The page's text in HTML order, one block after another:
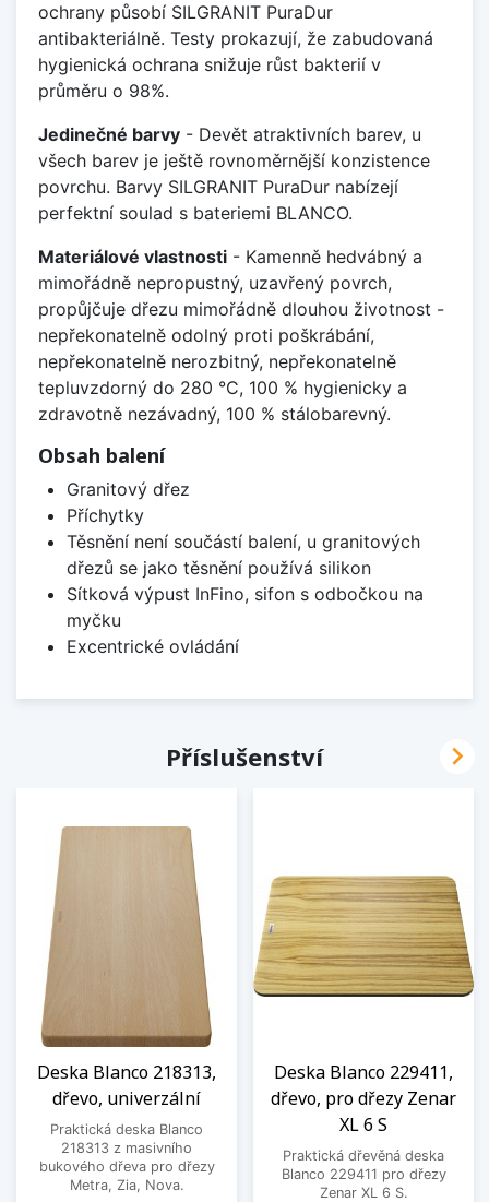
ochrany působí SILGRANIT PuraDur
antibakteriálně. Testy prokazují, že zabudovaná
hygienická ochrana snižuje růst bakterií v
průměru o 98%.
Jedinečné barvy - Devět atraktivních barev, u
všech barev je ještě rovnoměrnější konzistence
povrchu. Barvy SILGRANIT PuraDur nabízejí
perfektní soulad s bateriemi BLANCO.
Materiálové vlastnosti - Kamenně hedvábný a
mimořádně nepropustný, uzavřený povrch,
propůjčuje dřezu mimořádně dlouhou životnost -
nepřekonatelně odolný proti poškrábání,
nepřekonatelně nerozbitný, nepřekonatelně
tepluvzdorný do 280 °C, 100 % hygienicky a
zdravotně nezávadný, 100 % stálobarevný.
Obsah balení
Granitový dřez
Příchytky
Těsnění není součástí balení, u granitových
dřezů se jako těsnění používá silikon
Sítková výpust InFino, sifon s odbočkou na
myčku
Excentrické ovládání
Příslušenství
Deska Blanco 218313,
dřevo, univerzální
Praktická deska Blanco
218313 z masivního
bukového dřeva pro dřezy
Metra, Zia, Nova.
Deska Blanco 229411,
dřevo, pro dřezy Zenar
XL 6 S
Praktická dřevěná deska
Blanco 229411 pro dřezy
Zenar XL 6 S.
